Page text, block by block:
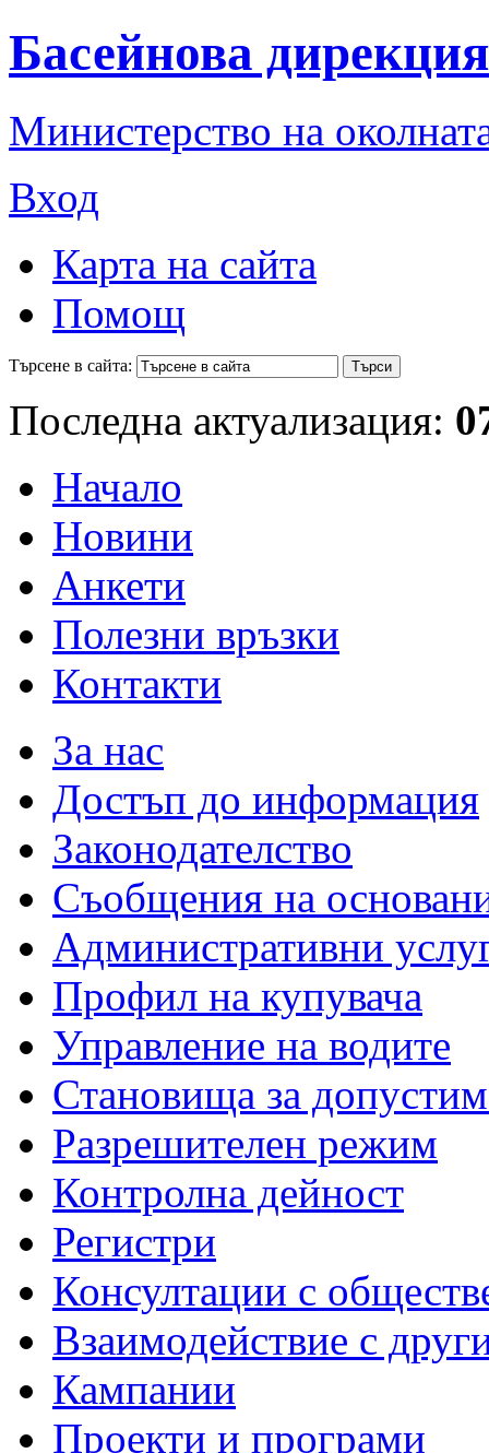
Басейнова
Министерство на
Вход
Карта на сайта
Помощ
Търсене в сайта:
Последна актуализация:
Начало
Новини
Анкети
Полезни връзки
Контакти
За нас
Достъп до информация
Законодателство
Съобщения на
Административни
Профил на купувача
Управление на водите
Становища за
Разрешителен режим
Контролна дейност
Регистри
Консултации с
Взаимодействие с
Кампании
Проекти и програми